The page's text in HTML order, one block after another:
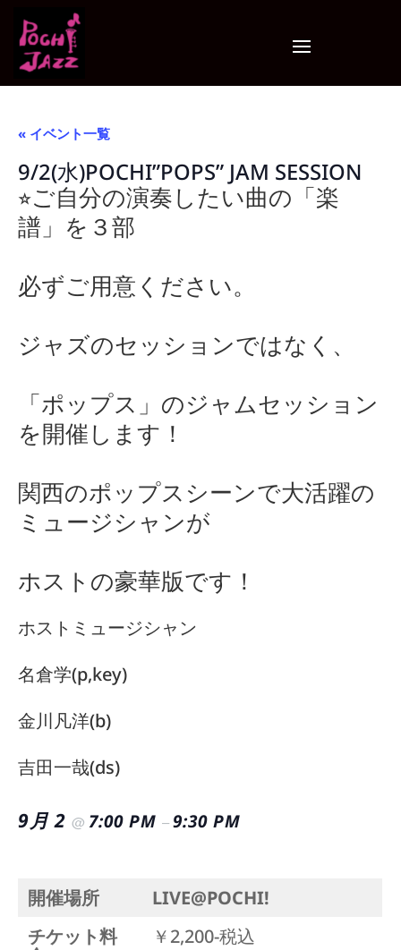
« イベント一覧
9/2(水)POCHI”POPS” JAM SESSION
⭐︎ご自分の演奏したい曲の「楽
譜」を３部
必ずご用意ください。
ジャズのセッションではなく、
「ポップス」のジャムセッション
を開催します！
関西のポップスシーンで大活躍の
ミュージシャンが
ホストの豪華版です！
ホストミュージシャン
名倉学(p,key)
金川凡洋(b)
吉田一哉(ds)
9月 2 @ 7:00 PM –9:30 PM
開催場所
LIVE@POCHI!
チケット料
￥2,200-税込